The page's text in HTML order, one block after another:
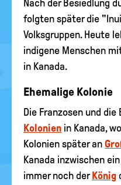
Nach der Besiedlung
folgten später die
Volksgruppen. Heute
indigene Menschen
in Kanada.
Ehemalige Kolonie
Die Franzosen und
Kolonien in Kanada,
Kolonien später an
Kanada inzwischen
immer noch der König